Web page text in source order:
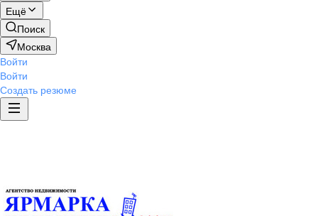
Ещё
Поиск
Москва
Войти
Войти
Создать резюме